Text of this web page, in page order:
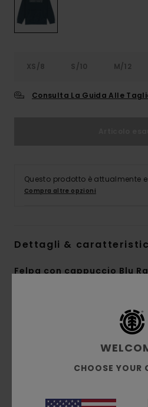
XS/8 S/10 M/12
Consulta La Guida Alle
Questo prodotto è attualmente
Compra altre opzioni
Dettagli &
Felpa con cappuccio Blu
Tasca a toppa
CHOOSE YOUR